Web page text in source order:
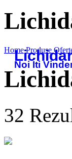
Noi Iti
Home Produse
32